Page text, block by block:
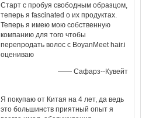
Старт с пробуя свободным образцом,
теперь я fascinated о их продуктах.
Теперь я имею мою собственную
компанию для того чтобы
перепродать волос с BoyanMeet hair.i
оцениваю
—— Сафарз--Кувейт
Я покупаю от Китая на 4 лет, да ведь
это большинств приятный опыт я